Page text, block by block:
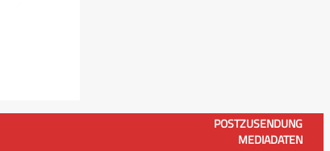
POSTZUSENDUNG
MEDIADATEN